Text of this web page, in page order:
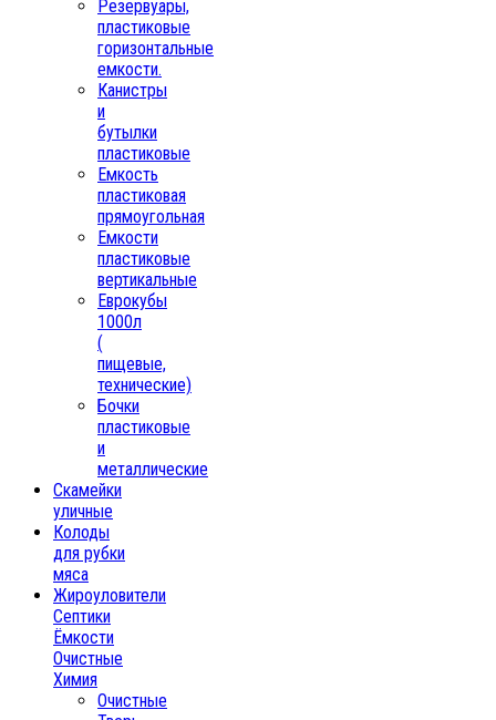
Резервуары,
пластиковые
горизонтальные
емкости.
Канистры
и
бутылки
пластиковые
Емкость
пластиковая
прямоугольная
Емкости
пластиковые
вертикальные
Еврокубы
1000л
(
пищевые,
технические)
Бочки
пластиковые
и
металлические
Скамейки
уличные
Колоды
для рубки
мяса
Жироуловители
Септики
Ёмкости
Очистные
Химия
Очистные